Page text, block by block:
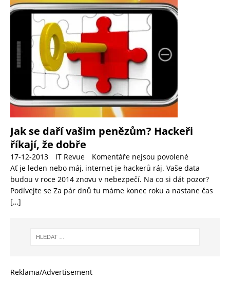
Jak se daří vašim penězům? Hackeři
říkají, že dobře
17-12-2013 IT Revue
Komentáře nejsou povolené
Ať je leden nebo máj, internet je hackerů ráj. Vaše data
budou v roce 2014 znovu v nebezpečí. Na co si dát pozor?
Podívejte se Za pár dnů tu máme konec roku a nastane čas
[…]
Reklama/Advertisement